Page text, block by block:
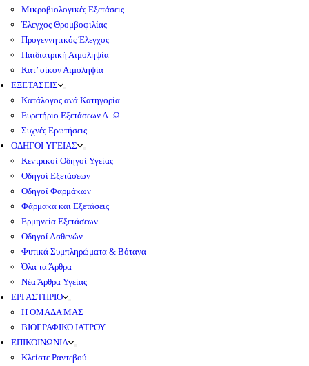
Μικροβιολογικές Εξετάσεις
Έλεγχος Θρομβοφιλίας
Προγεννητικός Έλεγχος
Παιδιατρική Αιμοληψία
Κατ’ οίκον Αιμοληψία
ΕΞΕΤΑΣΕΙΣ
Κατάλογος ανά Κατηγορία
Ευρετήριο Εξετάσεων Α–Ω
Συχνές Ερωτήσεις
ΟΔΗΓΟΙ ΥΓΕΙΑΣ
Κεντρικοί Οδηγοί Υγείας
Οδηγοί Εξετάσεων
Οδηγοί Φαρμάκων
Φάρμακα και Εξετάσεις
Ερμηνεία Εξετάσεων
Οδηγοί Ασθενών
Φυτικά Συμπληρώματα & Βότανα
Όλα τα Άρθρα
Νέα Άρθρα Υγείας
ΕΡΓΑΣΤΗΡΙΟ
Η ΟΜΑΔΑ ΜΑΣ
ΒΙΟΓΡΑΦΙΚΟ ΙΑΤΡΟΥ
ΕΠΙΚΟΙΝΩΝΙΑ
Κλείστε Ραντεβού